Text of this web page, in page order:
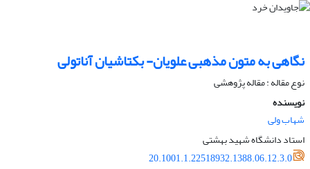
نگاهی به متون مذهبی علویان- بکتاشیان آناتولی
نوع مقاله : مقاله پژوهشی
نویسنده
شهاب ولی
استاد دانشگاه شهید بهشتی
20.1001.1.22518932.1388.06.12.3.0